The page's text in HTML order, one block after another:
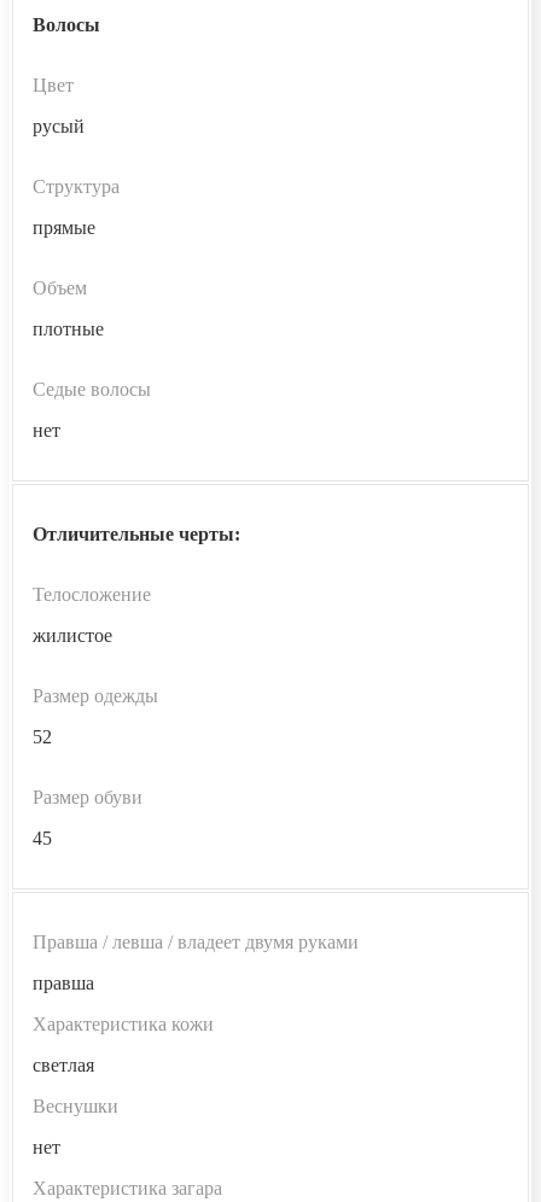
Волосы
Цвет
русый
Структура
прямые
Объем
плотные
Седые волосы
нет
Отличительные черты:
Телосложение
жилистое
Размер одежды
52
Размер обуви
45
Правша / левша / владеет двумя руками
правша
Характеристика кожи
светлая
Веснушки
нет
Характеристика загара